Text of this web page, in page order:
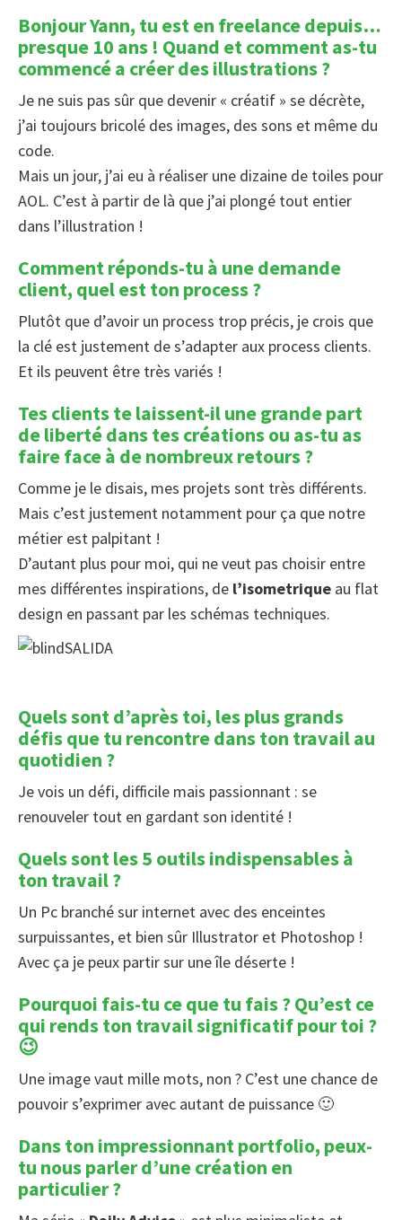
Bonjour Yann, tu est en freelance depuis…
presque 10 ans ! Quand et comment as-tu
commencé a créer des illustrations ?
Je ne suis pas sûr que devenir « créatif » se décrète,
j’ai toujours bricolé des images, des sons et même du
code.
Mais un jour, j’ai eu à réaliser une dizaine de toiles pour
AOL. C’est à partir de là que j’ai plongé tout entier
dans l’illustration !
Comment réponds-tu à une demande
client, quel est ton process ?
Plutôt que d’avoir un process trop précis, je crois que
la clé est justement de s’adapter aux process clients.
Et ils peuvent être très variés !
Tes clients te laissent-il une grande part
de liberté dans tes créations ou as-tu as
faire face à de nombreux retours ?
Comme je le disais, mes projets sont très différents.
Mais c’est justement notamment pour ça que notre
métier est palpitant !
D’autant plus pour moi, qui ne veut pas choisir entre
mes différentes inspirations, de l’isometrique au flat
design en passant par les schémas techniques.
Quels sont d’après toi, les plus grands
défis que tu rencontre dans ton travail au
quotidien ?
Je vois un défi, difficile mais passionnant : se
renouveler tout en gardant son identité !
Quels sont les 5 outils indispensables à
ton travail ?
Un Pc branché sur internet avec des enceintes
surpuissantes, et bien sûr Illustrator et Photoshop !
Avec ça je peux partir sur une île déserte !
Pourquoi fais-tu ce que tu fais ? Qu’est ce
qui rends ton travail significatif pour toi ?
😉
Une image vaut mille mots, non ? C’est une chance de
pouvoir s’exprimer avec autant de puissance 🙂
Dans ton impressionnant portfolio, peux-
tu nous parler d’une création en
particulier ?